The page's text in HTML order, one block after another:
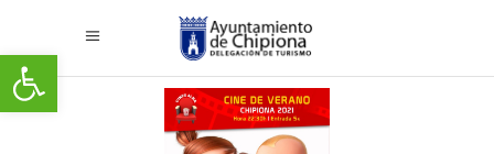
Abrir barra de herramientas